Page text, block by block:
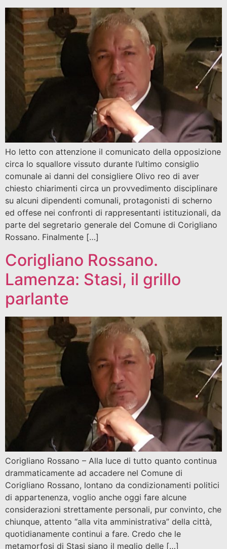
Ho letto con attenzione il comunicato della opposizione
circa lo squallore vissuto durante l’ultimo consiglio
comunale ai danni del consigliere Olivo reo di aver
chiesto chiarimenti circa un provvedimento disciplinare
su alcuni dipendenti comunali, protagonisti di scherno
ed offese nei confronti di rappresentanti istituzionali, da
parte del segretario generale del Comune di Corigliano
Rossano. Finalmente […]
Corigliano Rossano.
Lamenza: Stasi, il grillo
parlante
Corigliano Rossano – Alla luce di tutto quanto continua
drammaticamente ad accadere nel Comune di
Corigliano Rossano, lontano da condizionamenti politici
di appartenenza, voglio anche oggi fare alcune
considerazioni strettamente personali, pur convinto, che
chiunque, attento “alla vita amministrativa” della città,
quotidianamente continui a fare. Credo che le
metamorfosi di Stasi siano il meglio delle […]